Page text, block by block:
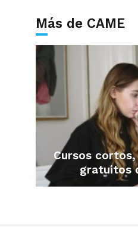
Más de CAME
Cursos
gratuitos